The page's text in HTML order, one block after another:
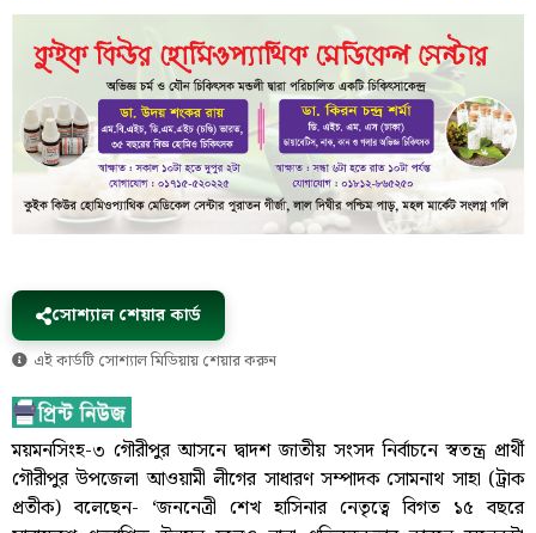
সোশ্যাল শেয়ার কার্ড
এই কার্ডটি সোশ্যাল মিডিয়ায় শেয়ার করুন
ময়মনসিংহ-৩ গৌরীপুর আসনে দ্বাদশ জাতীয় সংসদ নির্বাচনে স্বতন্ত্র প্রার্থী
গৌরীপুর উপজেলা আওয়ামী লীগের সাধারণ সম্পাদক সোমনাথ সাহা (ট্রাক
প্রতীক) বলেছেন- ‘জননেত্রী শেখ হাসিনার নেতৃত্বে বিগত ১৫ বছরে